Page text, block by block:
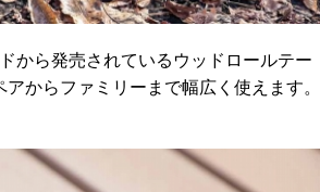
から発売されているウッドロールテー
からファミリーまで幅広く使えます。